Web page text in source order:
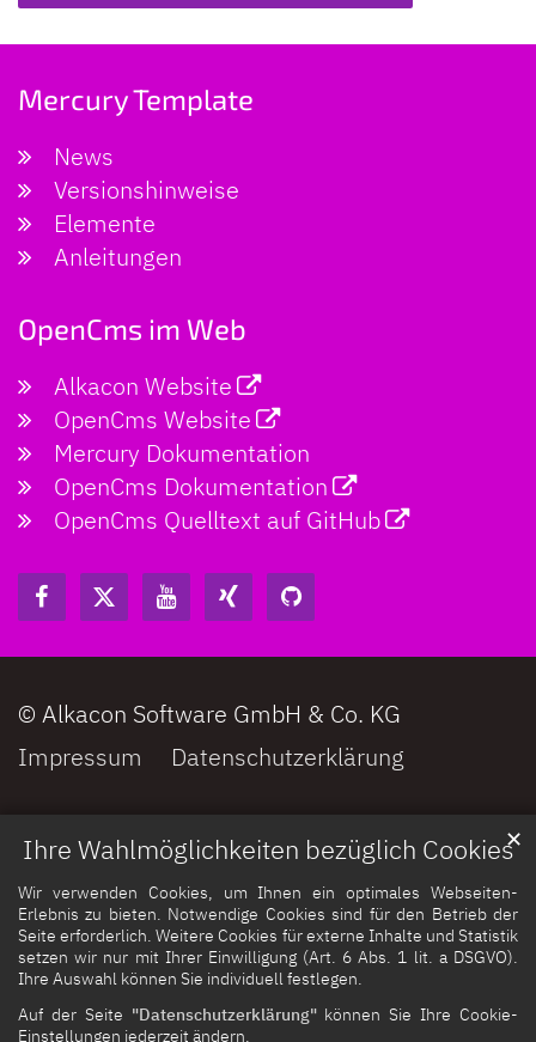
Ihre Wahlmöglichkeiten bezüglich Cookies
Wir verwenden Cookies, um Ihnen ein optimales Webseiten-
Erlebnis zu bieten. Notwendige Cookies sind für den Betrieb der
Seite erforderlich. Weitere Cookies für externe Inhalte und Statistik
setzen wir nur mit Ihrer Einwilligung (Art. 6 Abs. 1 lit. a DSGVO).
Ihre Auswahl können Sie individuell festlegen.
Auf der Seite "Datenschutzerklärung"können Sie Ihre Cookie-
Einstellungen jederzeit ändern.
✕
Mercury Template
News
Versionshinweise
Elemente
Anleitungen
OpenCms im Web
Alkacon Website
OpenCms Website
Mercury Dokumentation
OpenCms Dokumentation
OpenCms Quelltext auf GitHub
© Alkacon Software GmbH & Co. KG
Impressum
Datenschutzerklärung